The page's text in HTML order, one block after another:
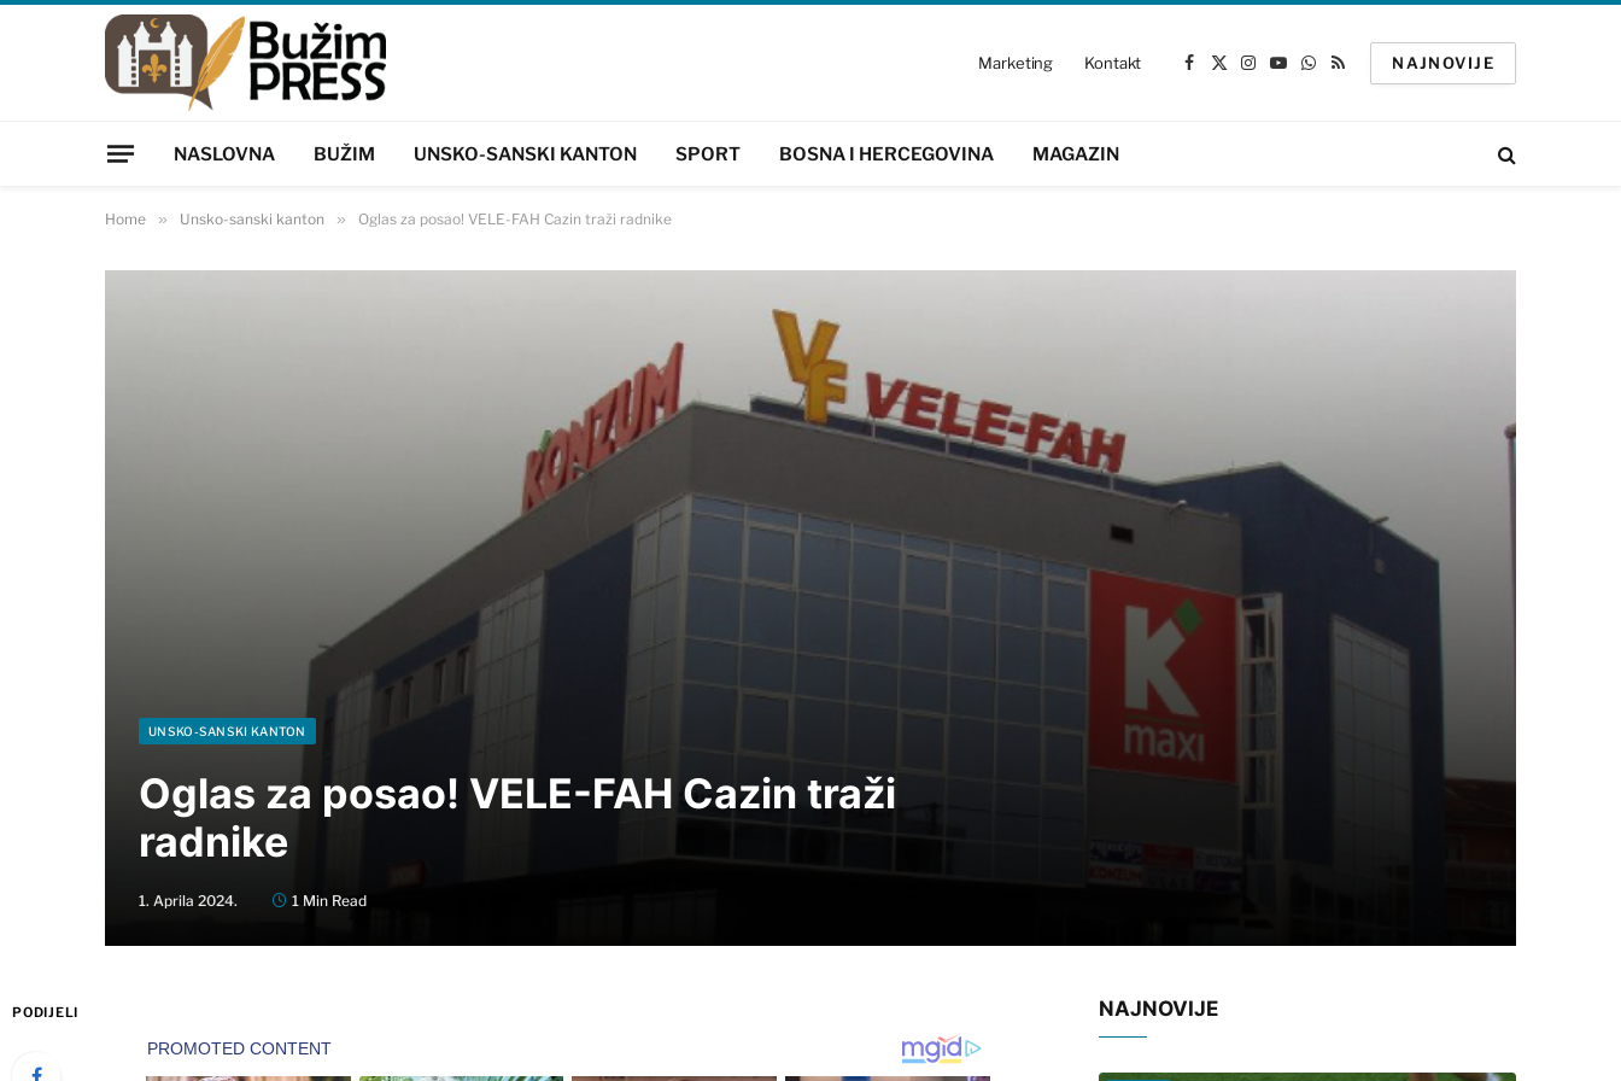
Marketing Kontakt
Facebook
X
Instagram
YouTube
WhatsApp
RSS
NAJNOVIJE
NASLOVNA BUŽIM UNSKO-SANSKI KANTON SPORT BOSNA I HERCEGOVINA MAGAZIN
Home » Unsko-sanski kanton » Oglas za posao! VELE-FAH Cazin traži radnike
UNSKO-SANSKI KANTON
Oglas za posao! VELE-FAH Cazin traži
radnike
1. Aprila 2024. 1 Min Read
PODIJELI NAJNOVIJE